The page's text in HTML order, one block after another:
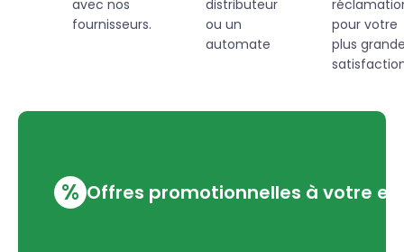
avec nos
fournisseurs.
distributeur
ou un
automate
pour votre
plus
% Offres promotionnelles à votre